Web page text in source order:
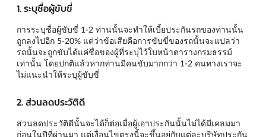
1. ระบุชื่อผู้ขับขี่
การระบุชื่อผู้ขับขี่ 1-2 ท่านนั้นจะทำให้เบี้ยประกันรถของท่านนั้น
ถูกลงไปอีก 5-20% แต่ว่าข้อเสียคือการขับขี่ของรถนั้นจะแปลว่า
รถนั้นจะถูกขับได้แค่ชื่อของผู้ที่ระบุไว้ใบหน้าตารางกรมธรรม์
เท่านั้น โดยปกติแล้วหากท่านมีคนขับมากกว่า 1-2 คนทางเราจะ
ไม่แนะนำให้ระบุผู้ขับขี่
2. ส่วนลดประวัติดี
ส่วนลดประวัติดีนั้นจะได้ก็ต่อเมื่อผู้เอาประกันนั้นไม่ได้มีเคลมมา
ก่อนในปีที่ผ่านมา แต่เงื่อนไขตรงนี้จะขึ้นอยู่กับแต่ละบริษัทประกัน